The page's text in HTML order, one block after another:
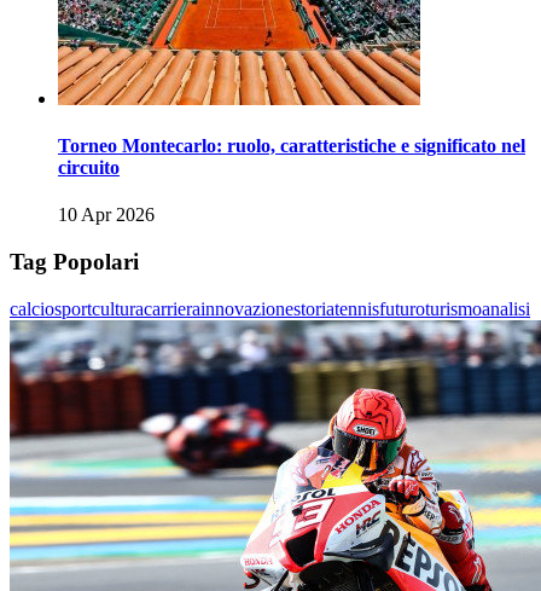
Torneo Montecarlo: ruolo, caratteristiche e significato nel
circuito
10 Apr 2026
Tag Popolari
calciosportculturacarrierainnovazionestoriatennisfuturoturismoanalisi